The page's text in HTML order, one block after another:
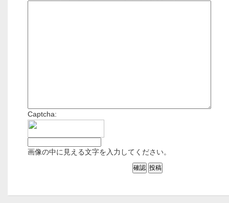
Captcha:
画像の中に見える文字を入力してください。